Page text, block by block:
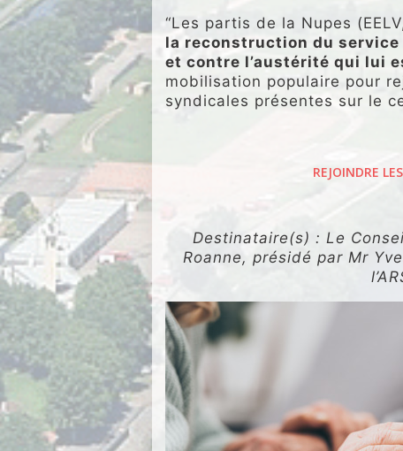
“Les partis de la Nupes
la reconstruction du
et contre l’austérité qui lui
mobilisation populaire pour
syndicales présentes sur le
REJOINDRE L
Destinataire(s) : Le
Roanne, présidé par Mr